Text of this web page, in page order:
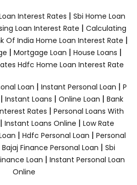
Interest Rates | Sbi Home Loan
Loan Interest Rate | Calculating
Of India Home Loan Interest Rate |
| Mortgage Loan | House Loans |
Hdfc Home Loan Interest Rate
Loan | Instant Personal Loan | P
| Instant Loans | Online Loan | Bank
Rates | Personal Loans With
| Instant Loans Online | Low Rate
| Hdfc Personal Loan | Personal
Bajaj Finance Personal Loan | Sbi
Loan | Instant Personal Loan
Online